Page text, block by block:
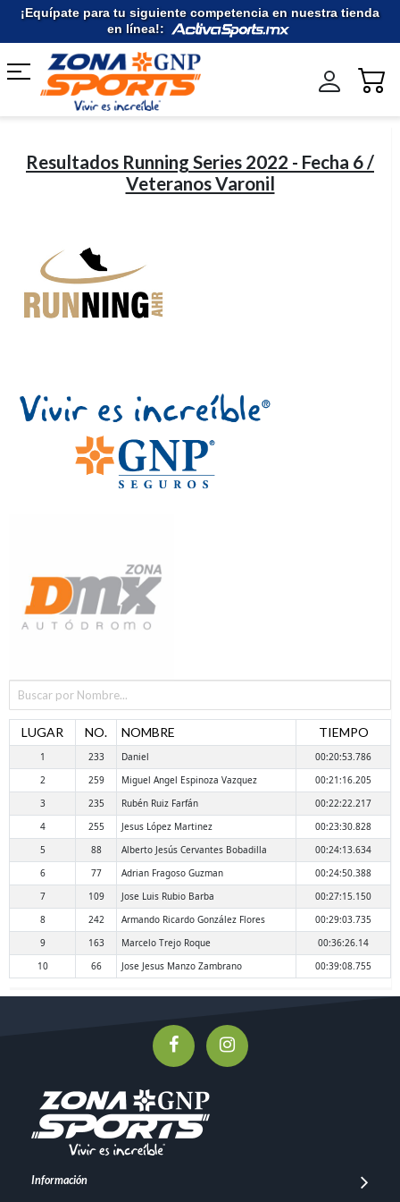
¡Equípate para tu siguiente competencia en nuestra tienda
en línea!:
Resultados Running Series 2022 - Fecha 6 /
Veteranos Varonil
LUGAR NO. NOMBRE TIEMPO
1 233 Daniel
00:20:53.786
2
259 Miguel Angel Espinoza Vazquez
00:21:16.205
3
235 Rubén Ruiz Farfán
00:22:22.217
4
255 Jesus López Martinez
00:23:30.828
5
88 Alberto Jesús Cervantes Bobadilla
00:24:13.634
6
77 Adrian Fragoso Guzman
00:24:50.388
7
109 Jose Luis Rubio Barba
00:27:15.150
8
242 Armando Ricardo González Flores
00:29:03.735
9
163 Marcelo Trejo Roque
00:36:26.14
10
66 Jose Jesus Manzo Zambrano 00:39:08.755
Información